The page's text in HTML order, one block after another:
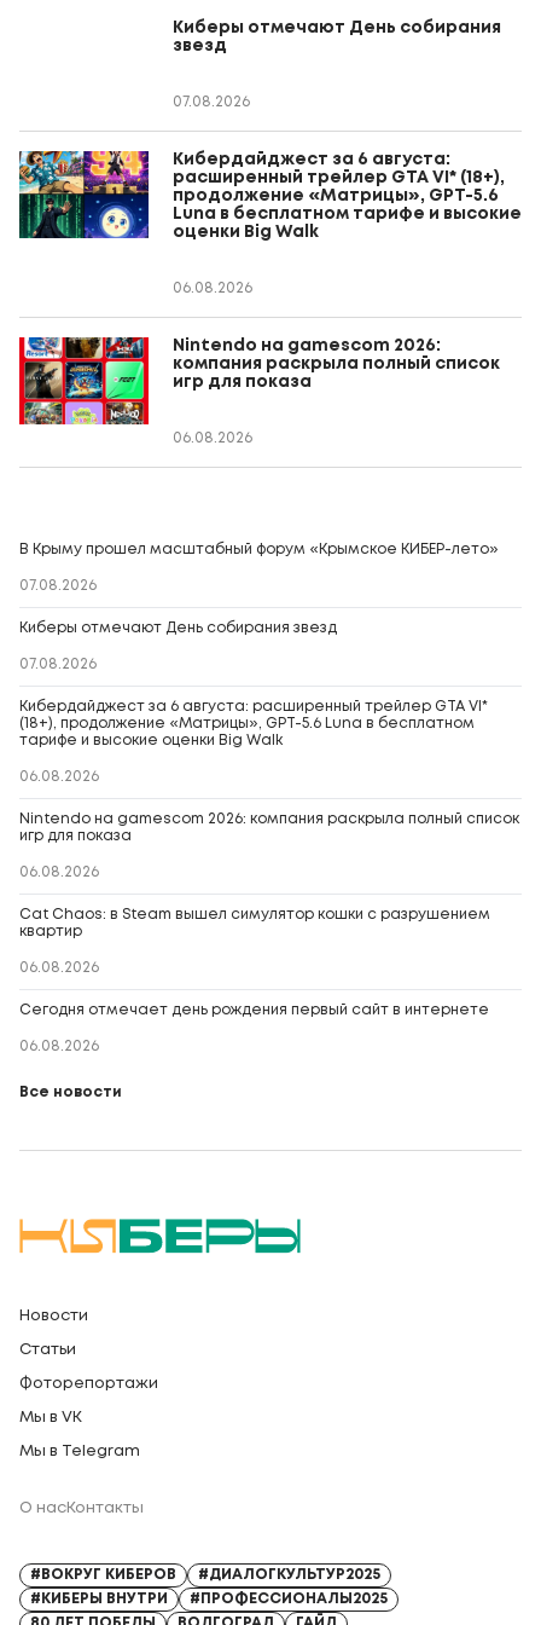
Киберы отмечают День собирания
звезд
07.08.2026
Кибердайджест за 6 августа:
расширенный трейлер GTA VI* (18+),
продолжение «Матрицы», GPT-5.6
Luna в бесплатном тарифе и высокие
оценки Big Walk
06.08.2026
Nintendo на gamescom 2026:
компания раскрыла полный список
игр для показа
06.08.2026
В Крыму прошел масштабный форум «Крымское КИБЕР-лето»
07.08.2026
Киберы отмечают День собирания звезд
07.08.2026
Кибердайджест за 6 августа: расширенный трейлер GTA VI*
(18+), продолжение «Матрицы», GPT-5.6 Luna в бесплатном
тарифе и высокие оценки Big Walk
06.08.2026
Nintendo на gamescom 2026: компания раскрыла полный список
игр для показа
06.08.2026
Cat Chaos: в Steam вышел симулятор кошки с разрушением
квартир
06.08.2026
Сегодня отмечает день рождения первый сайт в интернете
06.08.2026
Все новости
Новости
Статьи
Фоторепортажи
Мы в VK
Мы в Telegram
О насКонтакты
#ВОКРУГ КИБЕРОВ
#ДИАЛОГКУЛЬТУР2025
#КИБЕРЫ ВНУТРИ
#ПРОФЕССИОНАЛЫ2025